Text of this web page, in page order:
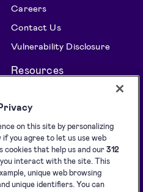
Careers
Contact Us
Vulnerability Disclosure
Resources
Blog
Customer stories
Developers
Supported eID tools
Downloads
on this site by personalizing
you agree to let us use web
cookies that help us and our312
interact with the site. This
unique web browsing
unique identifiers. You can